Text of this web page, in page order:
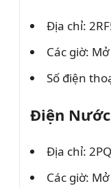
Địa chỉ:
Các giờ:
Số điện
Điện
Địa chỉ:
Các giờ: